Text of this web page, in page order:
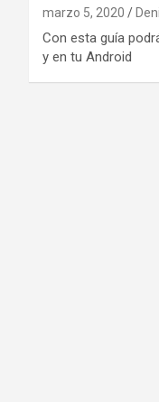
marzo 5, 2020
Con esta guía
y en tu Android